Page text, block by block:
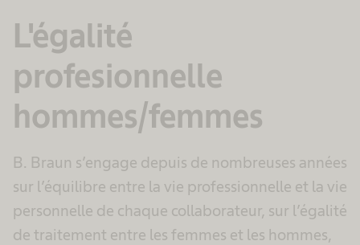
L'égalité
profesionnelle
hommes/femmes
B. Braun s’engage depuis de nombreuses années
sur l’équilibre entre la vie professionnelle et la vie
personnelle de chaque collaborateur, sur l’égalité
de traitement entre les femmes et les hommes,